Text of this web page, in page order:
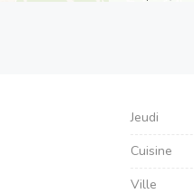
Jeudi
Cuisine
Ville